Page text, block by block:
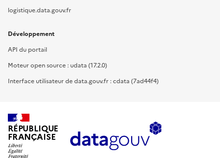
logistique.data.gouv.fr
Développement
API du portail
Moteur open source : udata (17.2.0)
Interface utilisateur de data.gouv.fr : cdata (7ad44f4)
RÉPUBLIQUE
FRANÇAISE